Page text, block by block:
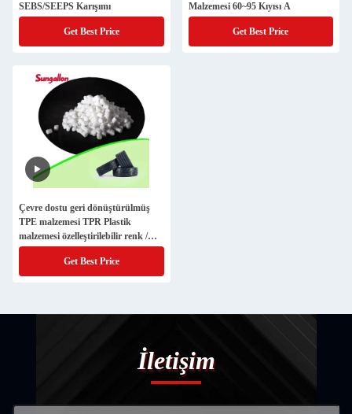
SEBS/SEEPS Karışımı
Get Best Price
Malzemesi 60~95 Kıyısı A
Get Best Price
Çevre dostu geri dönüştürülmüş
TPE malzemesi TPR Plastik
malzemesi özelleştirilebilir renk /
sertlik
Get Best Price
İletişim